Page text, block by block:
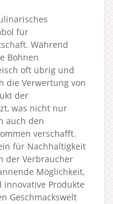
für
Während
Bohnen
oft übrig und
die Verwertung von
der
was nicht nur
auch den
verschafft.
für Nachhaltigkeit
der Verbraucher
Möglichkeit,
Produkte
Geschmackswelt